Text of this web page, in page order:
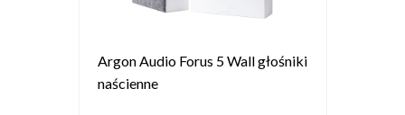
Argon Audio Forus 5 Wall głośniki
naścienne